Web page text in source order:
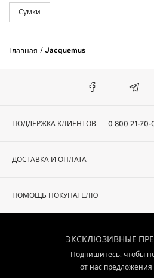
Сумки
Главная Jacquemus
ПОДДЕРЖКА КЛИЕНТОВ 0 800 21-70-
ДОСТАВКА И ОПЛАТА
ПОМОЩЬ ПОКУПАТЕЛЮ
ЭКСКЛЮЗИВНЫЕ
Подпишитесь, чтобы
от нас предложения